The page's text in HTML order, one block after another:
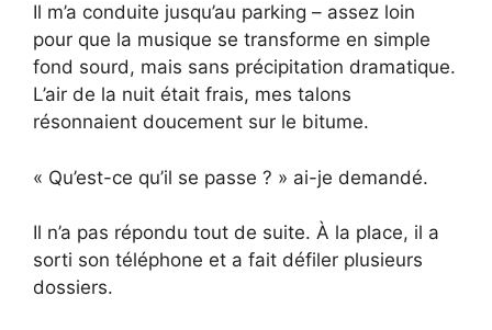
Il m’a conduite jusqu’au parking – assez loin
pour que la musique se transforme en simple
fond sourd, mais sans précipitation dramatique.
L’air de la nuit était frais, mes talons
résonnaient doucement sur le bitume.
« Qu’est-ce qu’il se passe ? » ai-je demandé.
Il n’a pas répondu tout de suite. À la place, il a
sorti son téléphone et a fait défiler plusieurs
dossiers.